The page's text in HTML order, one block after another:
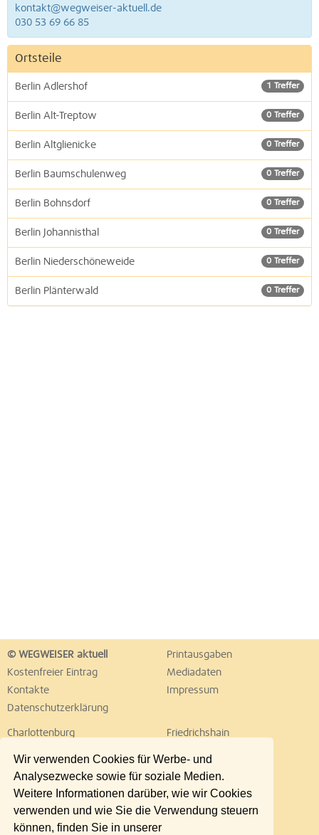
Wir verwenden Cookies für Werbe- und
Analysezwecke sowie für soziale Medien.
Weitere Informationen darüber, wie wir Cookies
verwenden und wie Sie die Verwendung steuern
können, finden Sie in unserer
kontakt@wegweiser-aktuell.de
030 53 69 66 85
Ortsteile
1 Treffer
Berlin Adlershof
0 Treffer
Berlin Alt-Treptow
0 Treffer
Berlin Altglienicke
0 Treffer
Berlin Baumschulenweg
0 Treffer
Berlin Bohnsdorf
0 Treffer
Berlin Johannisthal
0 Treffer
Berlin Niederschöneweide
0 Treffer
Berlin Plänterwald
© WEGWEISER aktuell
Printausgaben
Kostenfreier Eintrag
Mediadaten
Kontakte
Impressum
Datenschutzerklärung
Charlottenburg
Friedrichshain
Lichtenberg
Marzahn
Neukölln
Pankow